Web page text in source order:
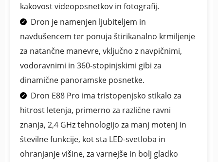
kakovost videoposnetkov in fotografij.
Dron je namenjen ljubiteljem in
navdušencem ter ponuja štirikanalno krmiljenje
za natančne manevre, vključno z navpičnimi,
vodoravnimi in 360-stopinjskimi gibi za
dinamične panoramske posnetke.
Dron E88 Pro ima tristopenjsko stikalo za
hitrost letenja, primerno za različne ravni
znanja, 2,4 GHz tehnologijo za manj motenj in
številne funkcije, kot sta LED-svetloba in
ohranjanje višine, za varnejše in bolj gladko